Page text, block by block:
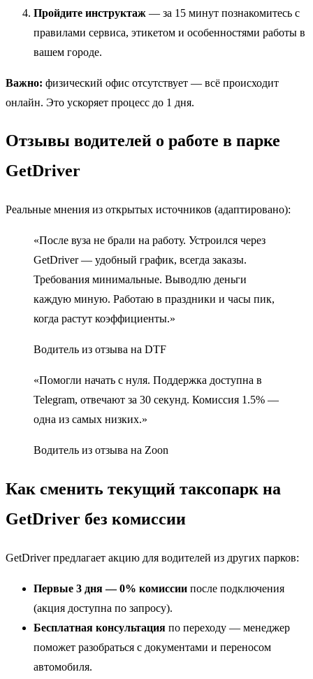
Пройдите инструктаж — за 15 минут познакомитесь с
правилами сервиса, этикетом и особенностями работы в
вашем городе.
Важно: физический офис отсутствует — всё происходит
онлайн. Это ускоряет процесс до 1 дня.
Отзывы водителей о работе в парке
GetDriver
Реальные мнения из открытых источников (адаптировано):
«После вуза не брали на работу. Устроился через
GetDriver — удобный график, всегда заказы.
Требования минимальные. Выводлю деньги
каждую миную. Работаю в праздники и часы пик,
когда растут коэффициенты.»
Водитель из отзыва на DTF
«Помогли начать с нуля. Поддержка доступна в
Telegram, отвечают за 30 секунд. Комиссия 1.5% —
одна из самых низких.»
Водитель из отзыва на Zoon
Как сменить текущий таксопарк на
GetDriver без комиссии
GetDriver предлагает акцию для водителей из других парков:
Первые 3 дня — 0% комиссии после подключения
(акция доступна по запросу).
Бесплатная консультация по переходу — менеджер
поможет разобраться с документами и переносом
автомобиля.